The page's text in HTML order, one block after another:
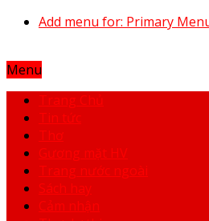
Add menu for: Primary
Menu
Trang Chủ
Tin tức
Thơ
Gương mặt HV
Trang nước ngoài
Sách hay
Cảm nhận